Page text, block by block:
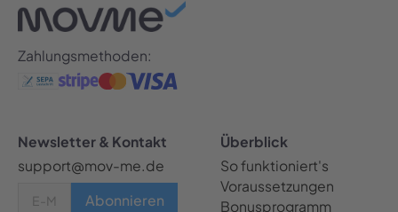
Zahlungsmethoden:
Newsletter & Kontakt
support@mov-me.de
Überblick
So funktioniert's
Voraussetzungen
Bonusprogramm